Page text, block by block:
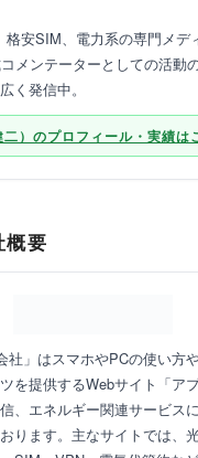
安SIM、電力系の専門メデ
メンテーターとしての活動
く発信中。
）のプロフィール・実績は
概要
社」はスマホやPCの使い方
を提供するWebサイト「アプ
、エネルギー関連サービス
ります。主なサイトでは、